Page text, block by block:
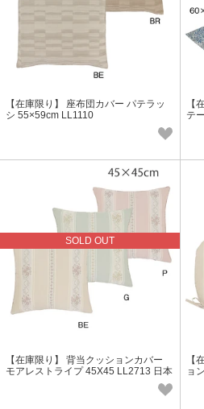
【在庫限り】 座布団カバー パテラッ
シ 55×59cm LL1110
【
テ
SOLD OUT
【在庫限り】 背当クッションカバー
モアレストライプ 45X45 LL2713 日本
【
ョ